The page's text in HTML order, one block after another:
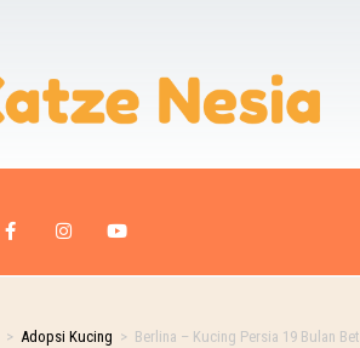
> Adopsi Kucing > Berlina – Kucing Persia 19 Bulan